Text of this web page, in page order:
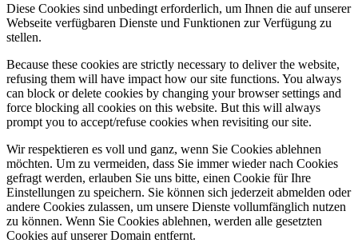
Diese Cookies sind unbedingt erforderlich, um Ihnen die auf unserer
Webseite verfügbaren Dienste und Funktionen zur Verfügung zu
stellen.
Because these cookies are strictly necessary to deliver the website,
refusing them will have impact how our site functions. You always
can block or delete cookies by changing your browser settings and
force blocking all cookies on this website. But this will always
prompt you to accept/refuse cookies when revisiting our site.
Wir respektieren es voll und ganz, wenn Sie Cookies ablehnen
möchten. Um zu vermeiden, dass Sie immer wieder nach Cookies
gefragt werden, erlauben Sie uns bitte, einen Cookie für Ihre
Einstellungen zu speichern. Sie können sich jederzeit abmelden oder
andere Cookies zulassen, um unsere Dienste vollumfänglich nutzen
zu können. Wenn Sie Cookies ablehnen, werden alle gesetzten
Cookies auf unserer Domain entfernt.